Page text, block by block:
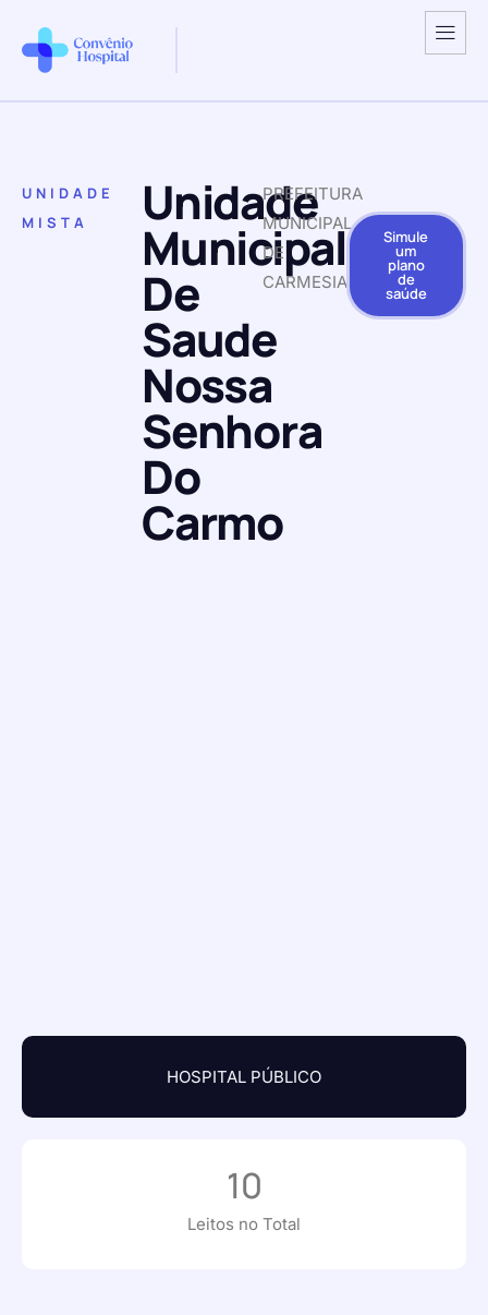
UNIDADE
MISTA
Unidade
Municipal
De
Saude
Nossa
Senhora
Do
Carmo
PREFEITURA
MUNICIPAL
DE
CARMESIA
Simule
um
plano
de
saúde
HOSPITAL PÚBLICO
Leitos no Total
10